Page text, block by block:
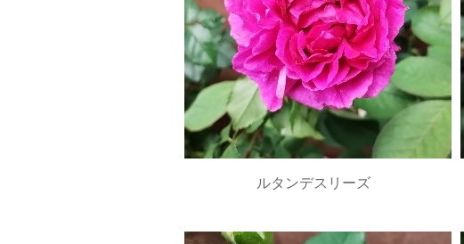
ルタンデスリーズ